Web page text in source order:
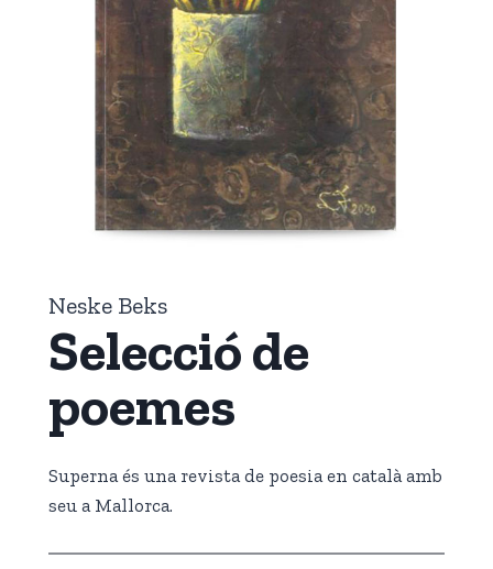
Neske Beks
Selecció de
poemes
Superna és una revista de poesia en català amb
seu a Mallorca.